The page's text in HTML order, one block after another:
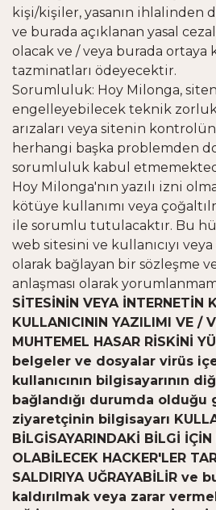
kişi/kişiler, yasanın ihlalinden
ve burada açıklanan yasal
olacak ve / veya burada ortaya
tazminatları ödeyecektir.
Sorumluluk: Hoy Milonga,
engelleyebilecek teknik
arızaları veya sitenin
herhangi başka problemden
sorumluluk kabul
Hoy Milonga'nın yazılı izni
kötüye kullanımı veya
ile sorumlu tutulacaktır. Bu
web sitesini ve kullanıcıyı
olarak bağlayan bir sözleşme
anlaşması olarak
SİTESİNİN VEYA İNTERNETİN
KULLANICININ YAZILIMI VE /
MUHTEMEL HASAR RİSKİNİ
belgeler ve dosyalar virüs
kullanıcının bilgisayarının
bağlandığı durumda olduğu
ziyaretçinin bilgisayarı
BİLGİSAYARINDAKİ BİLGİ İÇİN
OLABİLECEK HACKER'LER
SALDIRIYA UĞRAYABİLİR ve
kaldırılmak veya zarar